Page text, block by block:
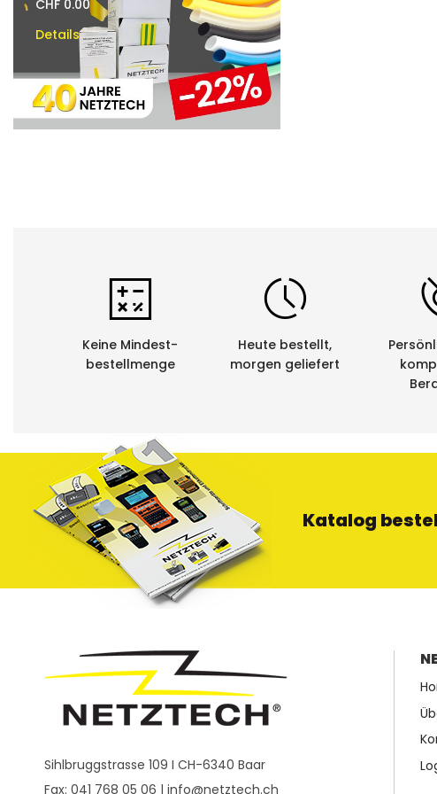
CHF 0.00
Details
Keine Mindest-
bestellmenge
Heute bestellt,
morgen geliefert
Katalog
Sihlbruggstrasse 109 I CH-6340 Baar
Fax: 041 768 05 06 | info@netztech.ch